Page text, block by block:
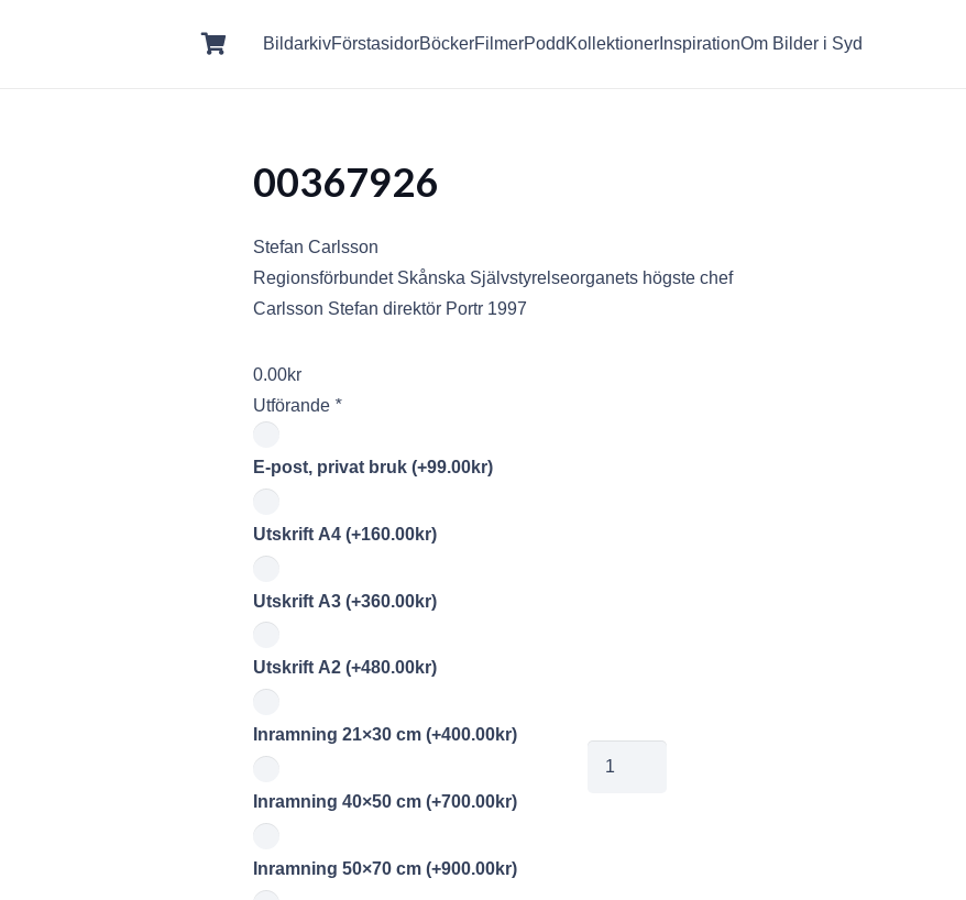
BildarkivFörstasidorBöckerFilmerPodd Kollektioner InspirationOm Bilder i Syd
00367926
Stefan Carlsson
Regionsförbundet Skånska Självstyrelseorganets högste chef
Carlsson Stefan direktör Portr 1997
0.00kr
Utförande *
E-post, privat bruk (+99.00kr)
Utskrift A4 (+160.00kr)
Utskrift A3 (+360.00kr)
Utskrift A2 (+480.00kr)
Inramning 21×30 cm (+400.00kr)
Inramning 40×50 cm (+700.00kr)
Inramning 50×70 cm (+900.00kr)